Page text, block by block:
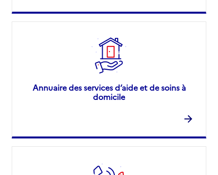
Annuaire des services d’aide et de soins à
domicile